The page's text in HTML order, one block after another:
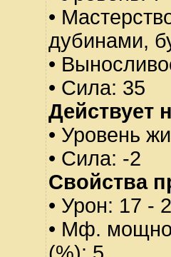
•
дубинами,
•
• Сила: 35
Действует
• Уровень
• Сила: -2
Свойства
• Урон: 17 -
• Мф.